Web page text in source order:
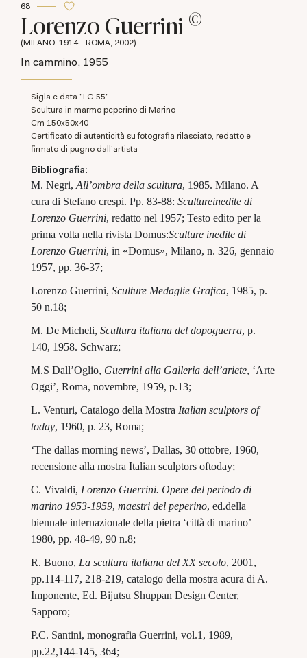
68
Lorenzo Guerrini ©
(MILANO, 1914 - ROMA, 2002)
In cammino, 1955
Sigla e data "LG 55"
Scultura in marmo peperino di Marino
cm 150x50x40
Certificato di autenticità su fotografia rilasciato, redatto e
firmato di pugno dall'artista
Bibliografia:
M. Negri, All’ombra della scultura, 1985. Milano. A
cura di Stefano crespi. Pp. 83-88: Scultureinedite di
Lorenzo Guerrini, redatto nel 1957; Testo edito per la
prima volta nella rivista Domus:Sculture inedite di
Lorenzo Guerrini, in «Domus», Milano, n. 326, gennaio
1957, pp. 36-37;
Lorenzo Guerrini, Sculture Medaglie Grafica, 1985, p.
50 n.18;
M. De Micheli, Scultura italiana del dopoguerra, p.
140, 1958. Schwarz;
M.S Dall’Oglio, Guerrini alla Galleria dell’ariete, ‘Arte
Oggi’, Roma, novembre, 1959, p.13;
L. Venturi, Catalogo della Mostra Italian sculptors of
today, 1960, p. 23, Roma;
‘The dallas morning news’, Dallas, 30 ottobre, 1960,
recensione alla mostra Italian sculptors oftoday;
C. Vivaldi, Lorenzo Guerrini. Opere del periodo di
marino 1953-1959, maestri del peperino, ed.della
biennale internazionale della pietra ‘città di marino’
1980, pp. 48-49, 90 n.8;
R. Buono, La scultura italiana del XX secolo, 2001,
pp.114-117, 218-219, catalogo della mostra acura di A.
Imponente, Ed. Bijutsu Shuppan Design Center,
Sapporo;
P.C. Santini, monografia Guerrini, vol.1, 1989,
pp.22,144-145, 364;